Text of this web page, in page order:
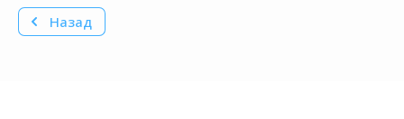
Назад